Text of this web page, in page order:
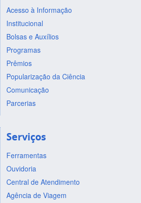
Acesso à Informação
Institucional
Bolsas e Auxílios
Programas
Prêmios
Popularização da Ciência
Comunicação
Parcerias
Serviços
Ferramentas
Ouvidoria
Central de Atendimento
Agência de Viagem